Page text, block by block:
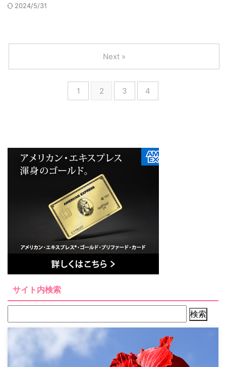
2024/5/31
1 2 3 4
Next »
サイト内検索